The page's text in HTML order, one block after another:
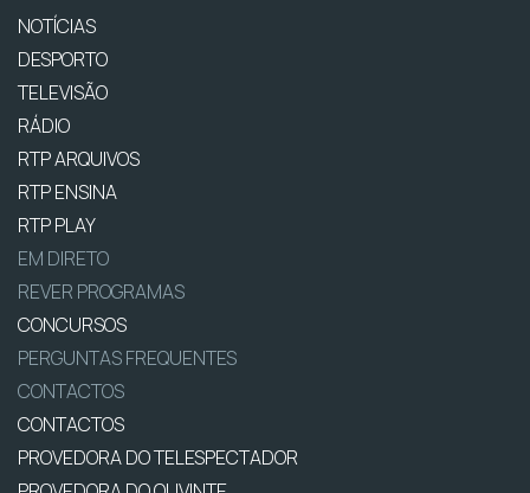
NOTÍCIAS
DESPORTO
TELEVISÃO
RÁDIO
RTP ARQUIVOS
RTP ENSINA
RTP PLAY
EM DIRETO
REVER PROGRAMAS
CONCURSOS
PERGUNTAS FREQUENTES
CONTACTOS
CONTACTOS
PROVEDORA DO TELESPECTADOR